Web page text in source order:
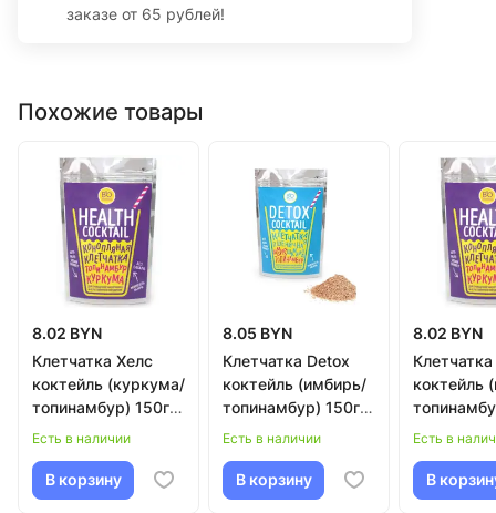
заказе от 65 рублей!
Похожие товары
8.02 BYN
Клетчатка Хелс
коктейль (куркума/
топинамбур) 150г в
Бобруйске
Есть в наличии
В корзину
8.05 BYN
Клетчатка Detox
коктейль (имбирь/
топинамбур) 150г в
Бобруйске
Есть в наличии
В корзину
8.02 BYN
коктейль
Гродно
Есть в
В